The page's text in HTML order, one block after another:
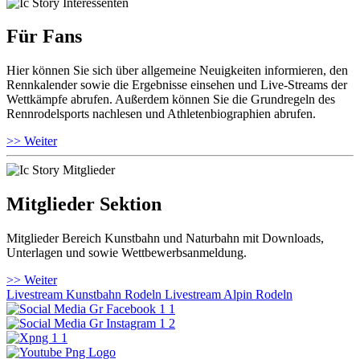
Für Fans
Hier können Sie sich über allgemeine Neuigkeiten informieren, den
Rennkalender sowie die Ergebnisse einsehen und Live-Streams der
Wettkämpfe abrufen. Außerdem können Sie die Grundregeln des
Rennrodelsports nachlesen und Athletenbiographien abrufen.
>> Weiter
Mitglieder Sektion
Mitglieder Bereich Kunstbahn und Naturbahn mit Downloads,
Unterlagen und sowie Wettbewerbsanmeldung.
>> Weiter
Livestream Kunstbahn Rodeln Livestream Alpin Rodeln